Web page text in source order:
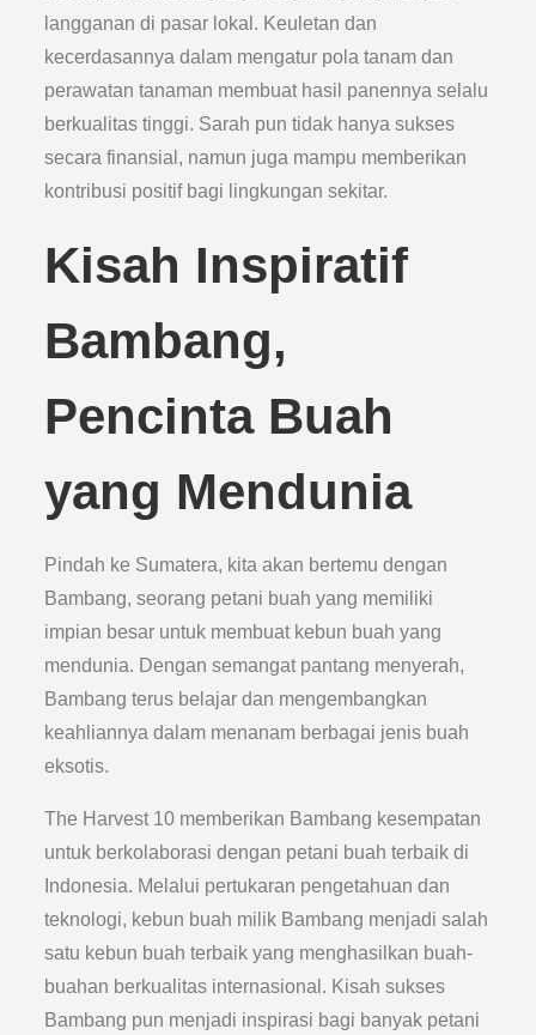
langganan di pasar lokal. Keuletan dan
kecerdasannya dalam mengatur pola tanam dan
perawatan tanaman membuat hasil panennya selalu
berkualitas tinggi. Sarah pun tidak hanya sukses
secara finansial, namun juga mampu memberikan
kontribusi positif bagi lingkungan sekitar.
Kisah Inspiratif
Bambang,
Pencinta Buah
yang Mendunia
Pindah ke Sumatera, kita akan bertemu dengan
Bambang, seorang petani buah yang memiliki
impian besar untuk membuat kebun buah yang
mendunia. Dengan semangat pantang menyerah,
Bambang terus belajar dan mengembangkan
keahliannya dalam menanam berbagai jenis buah
eksotis.
The Harvest 10 memberikan Bambang kesempatan
untuk berkolaborasi dengan petani buah terbaik di
Indonesia. Melalui pertukaran pengetahuan dan
teknologi, kebun buah milik Bambang menjadi salah
satu kebun buah terbaik yang menghasilkan buah-
buahan berkualitas internasional. Kisah sukses
Bambang pun menjadi inspirasi bagi banyak petani